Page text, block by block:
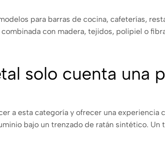
para barras de cocina, cafeterías,
con madera, tejidos, polipiel o
solo cuenta una
a esta categoría y ofrecer una
bajo un trenzado de ratán sintético.